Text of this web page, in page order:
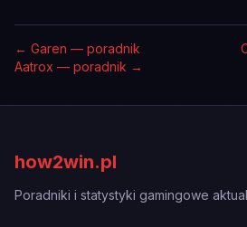
← Garen — poradnik
Aatrox — poradnik →
how2win.pl
Poradniki i statystyki gamingowe